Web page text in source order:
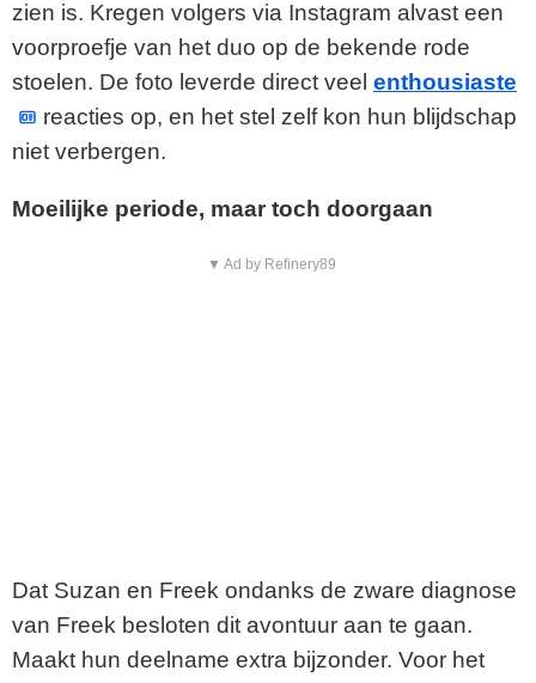
zien is. Kregen volgers via Instagram alvast een
voorproefje van het duo op de bekende rode
stoelen. De foto leverde direct veel enthousiaste
reacties op, en het stel zelf kon hun blijdschap
niet verbergen.
Moeilijke periode, maar toch doorgaan
▼ Ad by Refinery89
Dat Suzan en Freek ondanks de zware diagnose
van Freek besloten dit avontuur aan te gaan.
Maakt hun deelname extra bijzonder. Voor het